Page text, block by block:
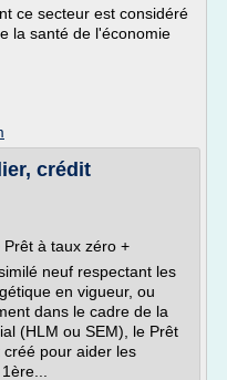
ce secteur est considéré
la santé de l'économie
crédit
Prêt à taux zéro +
neuf respectant les
en vigueur, ou
dans le cadre de la
(HLM ou SEM), le Prêt
pour aider les